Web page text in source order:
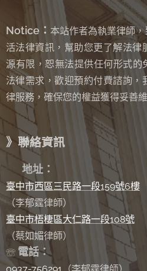
Notice： 本站作者為執業律師
活法律資訊，幫助您更了解法律
源有限，恕無法提供任何形式的
法律需求，歡迎預約付費諮詢，
律服務，確保您的權益獲得妥善
》聯絡資訊
地址：
臺中市西區三民路一段159號6樓
（李郁霆律師）
臺中市梧棲區大仁路一段108號
（蔡如媚律師）
☏ 電話：